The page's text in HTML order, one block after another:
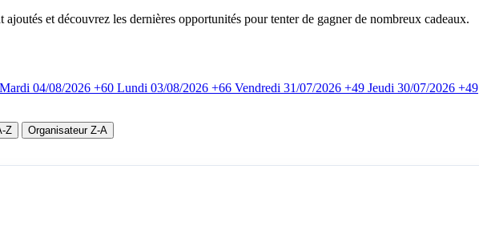
et découvrez les dernières opportunités pour tenter de gagner de nombreux cadeaux.
Mardi 04/08/2026 +60 Lundi 03/08/2026 +66 Vendredi 31/07/2026 +49 Jeudi 30/07/2026 +49
Z Organisateur Z-A